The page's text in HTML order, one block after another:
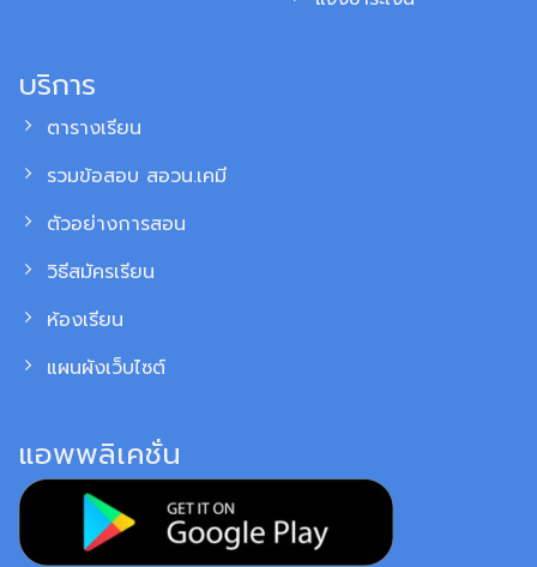
บริการ
ตารางเรียน
รวมข้อสอบ สอวน.เคมี
ตัวอย่างการสอน
วิธีสมัครเรียน
ห้องเรียน
แผนผังเว็บไซต์
แอพพลิเคชั่น